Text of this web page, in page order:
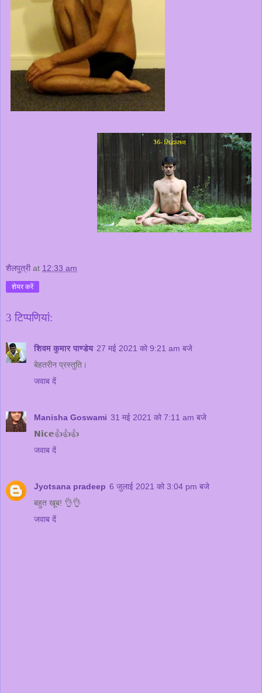
शैलपुत्री at 12:33 am
शेयर करें
3 टिप्‍पणियां:
शिवम कुमार पाण्डेय 27 मई 2021 को 9:21 am बजे
बेहतरीन प्रस्तुति।
जवाब दें
Manisha Goswami 31 मई 2021 को 7:11 am बजे
𝗡𝗶𝗰𝗲👍👍👍
जवाब दें
Jyotsana pradeep 6 जुलाई 2021 को 3:04 pm बजे
बहुत खूब! 👌👌
जवाब दें